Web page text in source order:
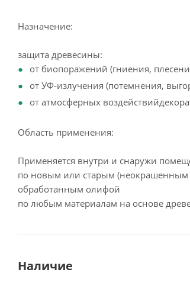
Назначение:
защита древесины:
от биопоражений (гниения,
от УФ-излучения (потемнения,
от атмосферных
Область применения:
Применяется внутри и снаружи
по новым или старым (неокрашенным
обработанным олифой
по любым материалам на основе
Наличие